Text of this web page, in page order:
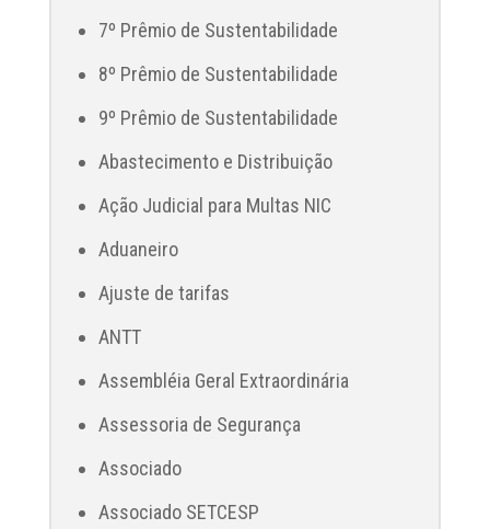
7º Prêmio de Sustentabilidade
8º Prêmio de Sustentabilidade
9º Prêmio de Sustentabilidade
Abastecimento e Distribuição
Ação Judicial para Multas NIC
Aduaneiro
Ajuste de tarifas
ANTT
Assembléia Geral Extraordinária
Assessoria de Segurança
Associado
Associado SETCESP